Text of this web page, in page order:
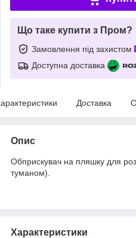
Що таке купити з Пром?
Замовлення під захистом
Доступна доставка
Доставка
Опис
Обприскувач на пляшку для
туманом).
Характеристики